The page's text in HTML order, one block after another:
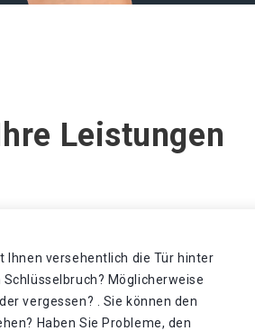
Leistungen
Ihnen versehentlich die Tür hinter
Möglicherweise
vergessen? . Sie können den
Haben Sie Probleme, den